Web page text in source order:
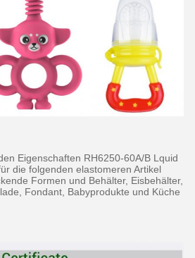
Eigenschaften RH6250-60A/B Lquid
die folgenden elastomeren Artikel
Formen und Behälter, Eisbehälter,
Fondant, Babyprodukte und Küche